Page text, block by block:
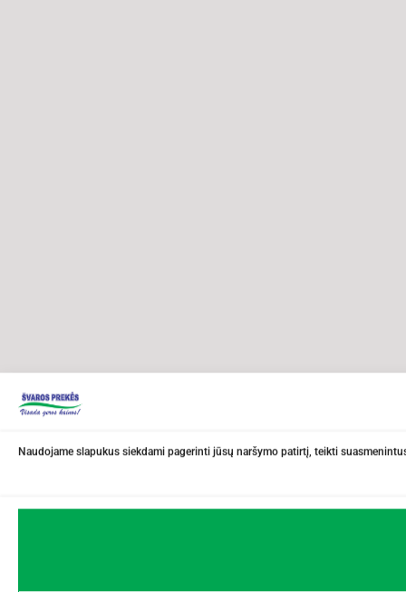
Naudojame slapukus siekdami pagerinti jūsų naršymo patirtį, teikti